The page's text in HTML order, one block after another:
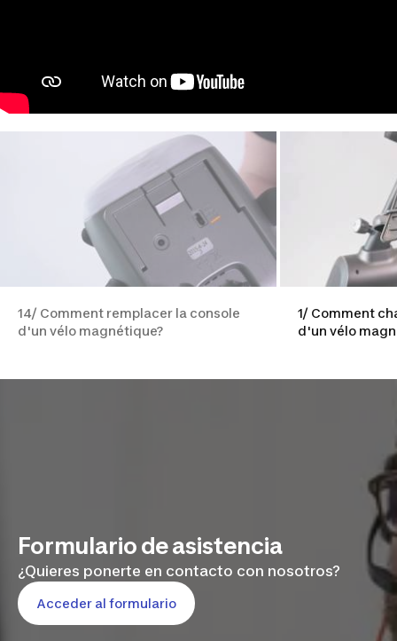
14/ Comment remplacer la console
d'un vélo magnétique?
1/ Comment
d'un vélo
Formulario de asistencia
¿Quieres ponerte en contacto con nosotros?
Acceder al formulario